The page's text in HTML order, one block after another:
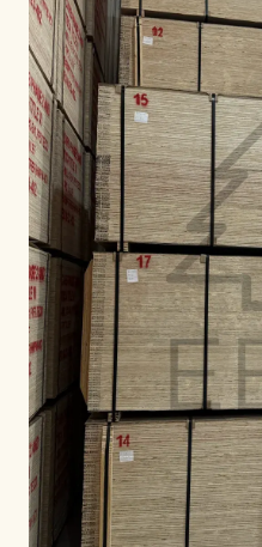
PAR RÉGION
🇺🇸États-Unis
🇪🇺 Union Européenne
🇬🇧Royaume-Uni
🇨🇦 Canada
🇦🇪Moyen-Orient
🇦🇺
Australie
🇵🇱 Pologne
Outils
Calculateur Charge
Comparer les grades